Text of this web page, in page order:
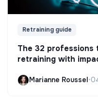
Retraining guide
The 32
retraining with
Marianne Roussel•